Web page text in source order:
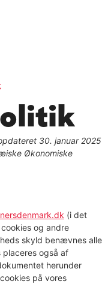
30. januar 2025
Økonomiske
(i det
og andre
skyld benævnes alle
placeres også af
herunder
på vores